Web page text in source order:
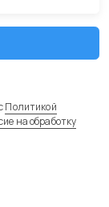
Политикой
на обработку